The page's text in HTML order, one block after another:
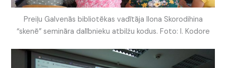
Preiļu Galvenās bibliotēkas vadītāja Ilona Skorodihina
“skenē” semināra dalībnieku atbilžu kodus. Foto: I. Kodore